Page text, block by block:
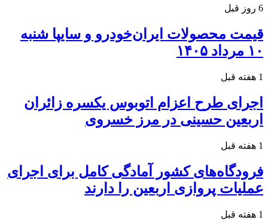
6 روز قبل
قیمت محصولات ایران‌خودرو و سایپا شنبه
۱۰ مرداد ۱۴۰۵
1 هفته قبل
اجرای طرح اعزام اتوبوس یکسره زائران
اربعین حسینی در مرز خسروی
1 هفته قبل
فرودگاه‌های کشور آمادگی کامل برای اجرای
عملیات پروازی اربعین را دارند
1 هفته قبل